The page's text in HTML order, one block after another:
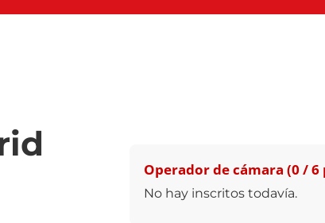
Operador de cámara (0 / 6
No hay inscritos todavía.